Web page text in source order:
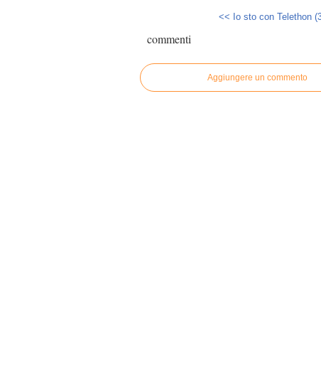
<< Io sto con Telethon
commenti
Aggiungere un commento